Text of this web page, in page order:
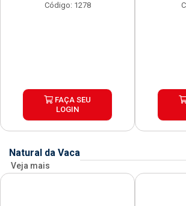
Código: 1278
FAÇA SEU
LOGIN
Natural da Vaca
Veja mais